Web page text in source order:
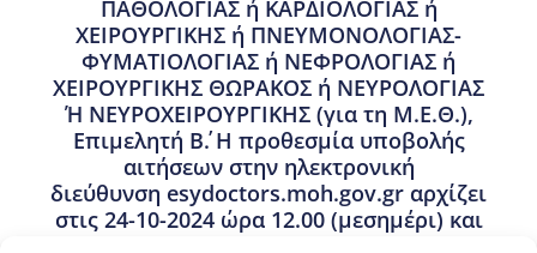
ΠΑΘΟΛΟΓΙΑΣ ή ΚΑΡΔΙΟΛΟΓΙΑΣ ή
ΧΕΙΡΟΥΡΓΙΚΗΣ ή ΠΝΕΥΜΟΝΟΛΟΓΙΑΣ-
ΦΥΜΑΤΙΟΛΟΓΙΑΣ ή ΝΕΦΡΟΛΟΓΙΑΣ ή
ΧΕΙΡΟΥΡΓΙΚΗΣ ΘΩΡΑΚΟΣ ή ΝΕΥΡΟΛΟΓΙΑΣ
Ή ΝΕΥΡΟΧΕΙΡΟΥΡΓΙΚΗΣ (για τη Μ.Ε.Θ.),
Επιμελητή Β΄. Η προθεσμία υποβολής
αιτήσεων στην ηλεκτρονική
διεύθυνση esydoctors.moh.gov.gr αρχίζει
στις 24-10-2024 ώρα 12.00 (μεσημέρι) και